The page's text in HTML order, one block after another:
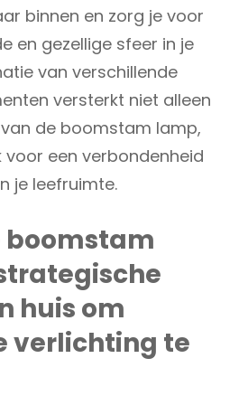
binnen en zorg je voor
en gezellige sfeer in je
van verschillende
versterkt niet alleen
de boomstam lamp,
een verbondenheid
je leefruimte.
boomstam
huis om
verlichting te